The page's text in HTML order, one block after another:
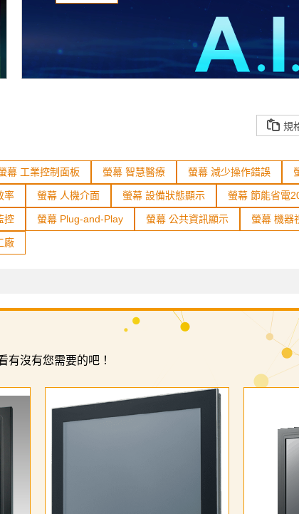
規
幕 工業控制面板 螢幕 智慧醫療 螢幕 減少操作錯誤
率 螢幕 人機介面 螢幕 設備狀態顯示 螢幕 節能省電
控 螢幕 Plug-and-Play 螢幕 公共資訊顯示 螢幕 機器
廠
有沒有您需要的吧！